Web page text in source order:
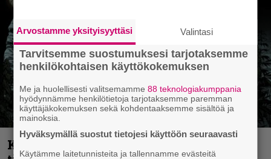
Kokoonpanonsa uudistanut Sleep
Arvostamme yksityisyyttäsi Valintasi
Tarvitsemme suostumuksesi tarjotaksemme
henkilökohtaisen käyttökokemuksen
Me ja huolellisesti valitsemamme88 teknologiakumppania
hyödynnämme henkilötietoja tarjotaksemme paremman
käyttäjäkokemuksen sekä kohdentaaksemme sisältöä ja
mainoksia.
Hyväksymällä suostut tietojesi käyttöön seuraavasti
Käytämme laitetunnisteita ja tallennamme evästeitä